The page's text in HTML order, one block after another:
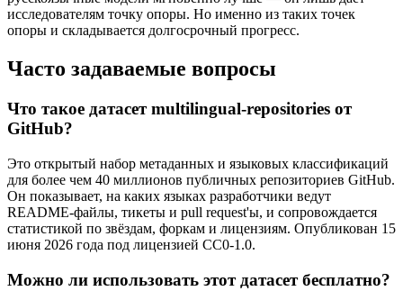
исследователям точку опоры. Но именно из таких точек
опоры и складывается долгосрочный прогресс.
Часто задаваемые вопросы
Что такое датасет multilingual-repositories от
GitHub?
Это открытый набор метаданных и языковых классификаций
для более чем 40 миллионов публичных репозиториев GitHub.
Он показывает, на каких языках разработчики ведут
README-файлы, тикеты и pull request'ы, и сопровождается
статистикой по звёздам, форкам и лицензиям. Опубликован 15
июня 2026 года под лицензией CC0-1.0.
Можно ли использовать этот датасет бесплатно?